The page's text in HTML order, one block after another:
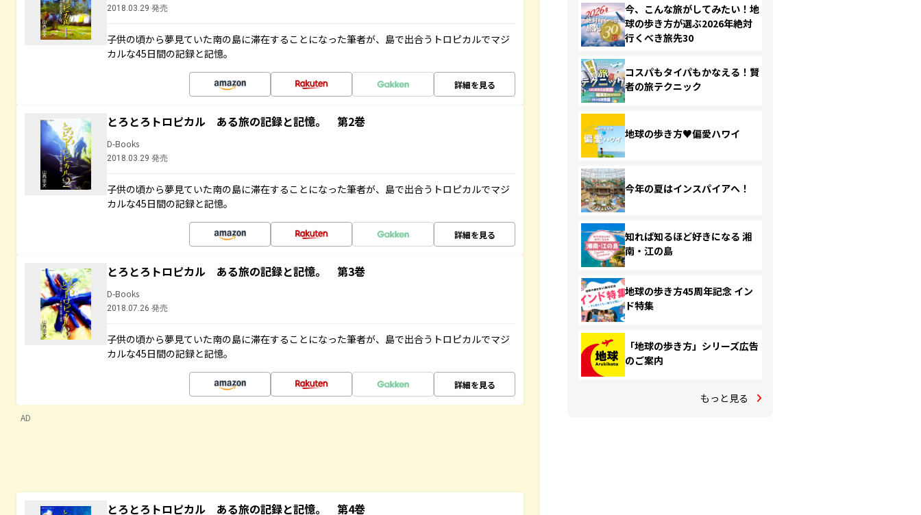
2018.03.29 発売
子供の頃から夢見ていた南の島に滞在することになった筆者が、島で出合うトロピカルでマジ
カルな45日間の記録と記憶。
詳細を見る
とろとろトロピカル ある旅の記録と記憶。 第2巻
D-Books
2018.03.29 発売
子供の頃から夢見ていた南の島に滞在することになった筆者が、島で出合うトロピカルでマジ
カルな45日間の記録と記憶。
詳細を見る
とろとろトロピカル ある旅の記録と記憶。 第3巻
D-Books
2018.07.26 発売
子供の頃から夢見ていた南の島に滞在することになった筆者が、島で出合うトロピカルでマジ
カルな45日間の記録と記憶。
詳細を見る
AD
とろとろトロピカル ある旅の記録と記憶。 第4巻
今、こんな旅がしてみたい！地
球の歩き方が選ぶ2026年絶対
行くべき旅先30
コスパもタイパもかなえる！賢
者の旅テクニック
地球の歩き方♥偏愛ハワイ
今年の夏はインスパイアへ！
知れば知るほど好きになる 湘
南・江の島
地球の歩き方45周年記念 イン
ド特集
「地球の歩き方」シリーズ広告
のご案内
もっと見る